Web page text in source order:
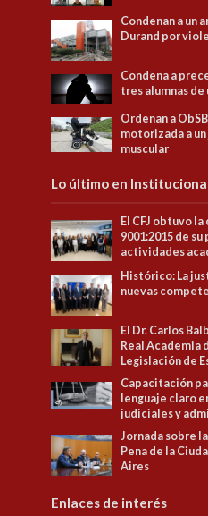
Condenan a un
Durand por
Condena a
tres alumnas
Ordenan a
motorizada a
muscular
Lo último en
El CFJ obtuvo
9001:2015 de
actividades
Histórico: La
nuevas
El Dr. Carlos
Real Academia
Legislación de
Capacitación
lenguaje claro
judiciales y
Jornada sobre
Pena de la
Aires
Enlaces de interés